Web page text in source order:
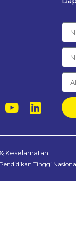
Keselamatan
Tinggi